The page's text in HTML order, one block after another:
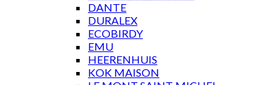
DANTE
DURALEX
ECOBIRDY
EMU
HEERENHUIS
KOK MAISON